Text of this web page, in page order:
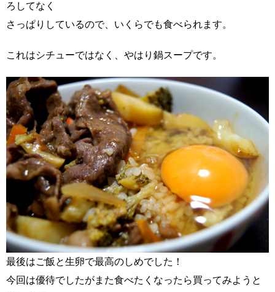
ろしてなく
さっぱりしているので、いくらでも食べられます。
これはシチューではなく、やはり鍋スープです。
最後はご飯と生卵で最高のしめでした！
今回は優待でしたがまた食べたくなったら買ってみようと